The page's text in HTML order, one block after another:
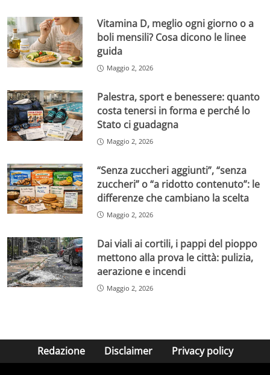
Vitamina D, meglio ogni giorno o a
boli mensili? Cosa dicono le linee
guida
Maggio 2, 2026
Palestra, sport e benessere: quanto
costa tenersi in forma e perché lo
Stato ci guadagna
Maggio 2, 2026
“Senza zuccheri aggiunti”, “senza
zuccheri” o “a ridotto contenuto”: le
differenze che cambiano la scelta
Maggio 2, 2026
Dai viali ai cortili, i pappi del pioppo
mettono alla prova le città: pulizia,
aerazione e incendi
Maggio 2, 2026
Redazione Disclaimer Privacy policy